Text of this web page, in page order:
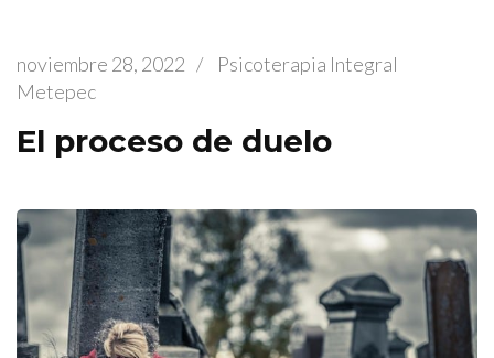
noviembre 28, 2022 /
Psicoterapia Integral
Metepec
El proceso de duelo